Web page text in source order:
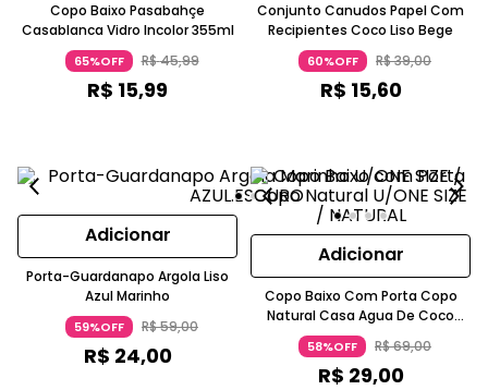
Copo Baixo Pasabahçe
Casablanca Vidro Incolor 355ml
65%OFF R$45,99
R$ 15,99
Conjunto Canudos Papel Com
Recipientes Coco Liso Bege
60%OFF R$39,00
R$ 15,60
Adicionar
Porta-Guardanapo Argola Liso
Azul Marinho
59%OFF R$59,00
R$ 24,00
Adicionar
Copo Baixo Com Porta Copo
Natural Casa Agua De Coco
Palha Trançada Verde
58%OFF R$69,00
R$ 29,00